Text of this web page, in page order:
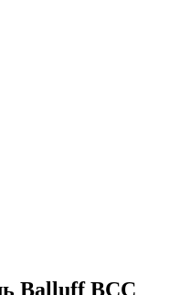
Balluff BCC